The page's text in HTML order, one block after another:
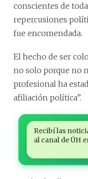
conscientes de
repercusiones
fue encomendada.
El hecho de ser
no solo porque no
profesional ha
afiliación política”.
Recibí las
al canal de ÚH